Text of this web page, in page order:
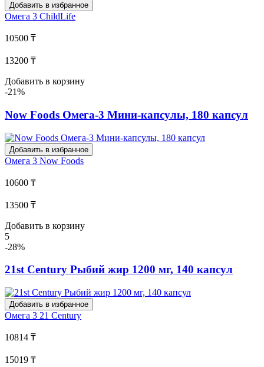
Добавить в избранное
Омега 3 ChildLife
10500 ₸
13200 ₸
Добавить в корзину
-21%
Now Foods Омега-3 Мини-капсулы, 180 капсул
Добавить в избранное
Омега 3 Now Foods
10600 ₸
13500 ₸
Добавить в корзину
5
-28%
21st Century Рыбий жир 1200 мг, 140 капсул
Добавить в избранное
Омега 3 21 Century
10814 ₸
15019 ₸